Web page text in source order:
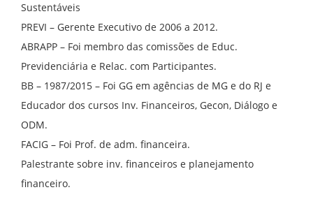
Sustentáveis
PREVI – Gerente Executivo de 2006 a 2012.
ABRAPP – Foi membro das comissões de Educ.
Previdenciária e Relac. com Participantes.
BB – 1987/2015 – Foi GG em agências de MG e do RJ e
Educador dos cursos Inv. Financeiros, Gecon, Diálogo e
ODM.
FACIG – Foi Prof. de adm. financeira.
Palestrante sobre inv. financeiros e planejamento
financeiro.